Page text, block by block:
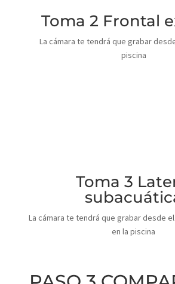
Toma 2 Frontal
La cámara te tendrá que grabar
piscina
Toma 3
La cámara te tendrá que grabar desde
en la piscina